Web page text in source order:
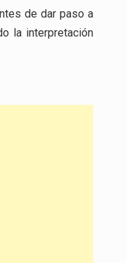
de dar paso a
la interpretación